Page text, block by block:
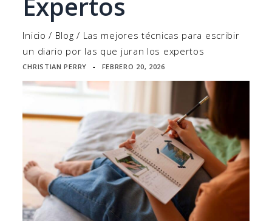
Inicio / Blog / Las mejores técnicas para escribir
un diario por las que juran los expertos
CHRISTIAN PERRY ▪ FEBRERO 20, 2026